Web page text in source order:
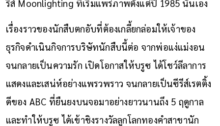
รีส์ Moonlighting ที่เริ่มแพร่ภาพตั้งแต่ปี 1985 นั่นเอง
เรื่องราวของนักสืบตกอับที่ต้องเกลี้ยกล่อมให้เจ้าของ
ธุรกิจดำเนินกิจการบริษัทนักสืบนี้ต่อ จากพ่อแง่แม่งอน
จนกลายเป็นความรัก เปิดโอกาสให้บรูซ ได้โชว์ลีลาการ
แสดงและเสน่ห์อย่างแพรวพราว จนกลายเป็นซีรีส์เรตติ้ง
ดีของ ABC ที่ยืนยงบนจอมาอย่างยาวนานถึง 5 ฤดูกาล
และทำให้บรูซ ได้เข้าชิงรางวัลลูกโลกทองคำสาขานัก